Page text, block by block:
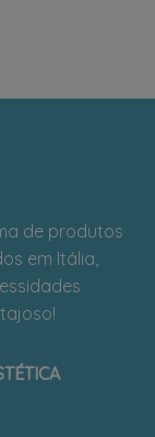
de produtos
em Itália,